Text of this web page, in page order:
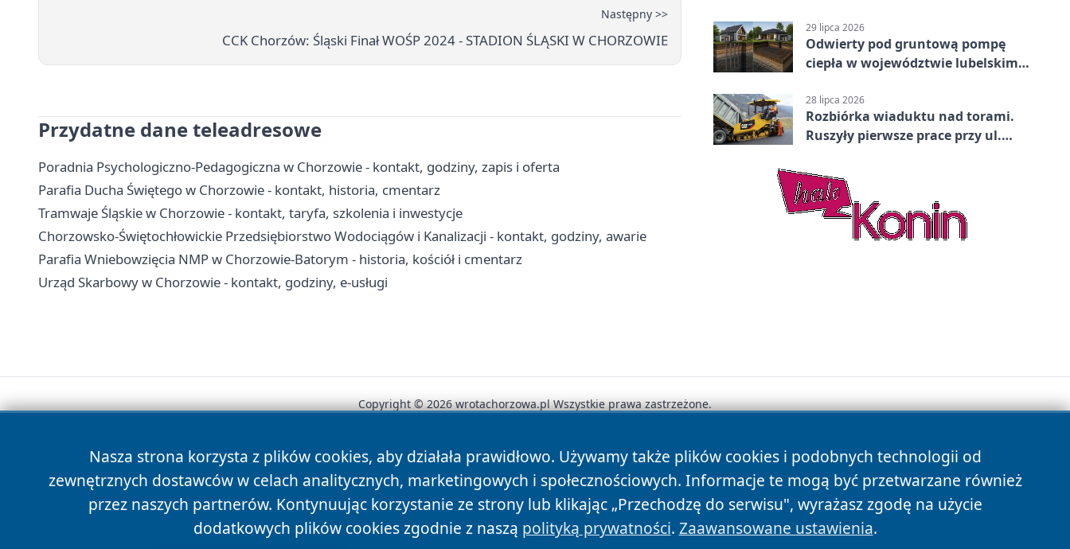
Następny >>
CCK Chorzów: Śląski Finał WOŚP 2024 - STADION ŚLĄSKI W CHORZOWIE
Przydatne dane teleadresowe
Poradnia Psychologiczno-Pedagogiczna w Chorzowie - kontakt, godziny, zapis i oferta
Parafia Ducha Świętego w Chorzowie - kontakt, historia, cmentarz
Tramwaje Śląskie w Chorzowie - kontakt, taryfa, szkolenia i inwestycje
Chorzowsko-Świętochłowickie Przedsiębiorstwo Wodociągów i Kanalizacji - kontakt, godziny, awarie
Parafia Wniebowzięcia NMP w Chorzowie-Batorym - historia, kościół i cmentarz
Urząd Skarbowy w Chorzowie - kontakt, godziny, e-usługi
29 lipca 2026
Odwierty pod gruntową pompę
ciepła w województwie lubelskim -
28 lipca 2026
Rozbiórka wiaduktu nad torami.
Ruszyły pierwsze prace przy ul.
Nasza strona korzysta z plików cookies, aby działała prawidłowo. Używamy także plików cookies i podobnych technologii od
zewnętrznych dostawców w celach analitycznych, marketingowych i społecznościowych. Informacje te mogą być przetwarzane również
przez naszych partnerów. Kontynuując korzystanie ze strony lub klikając „Przechodzę do serwisu", wyrażasz zgodę na użycie
dodatkowych plików cookies zgodnie z naszą polityką prywatności. Zaawansowane ustawienia.
Copyright © 2026 wrotachorzowa.pl Wszystkie prawa zastrzeżone.
News Autorzy Polityka Prywatności Polityka Cookies